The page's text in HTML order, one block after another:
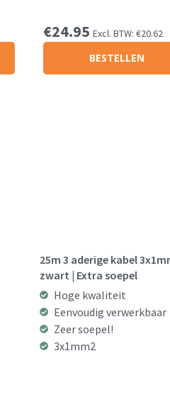
€24.95 Excl. BTW: €20.62
BESTELLEN
25m 3 aderige kabel
zwart | Extra soepel
Hoge kwaliteit
Eenvoudig verwerkbaar
Zeer soepel!
3x1mm2